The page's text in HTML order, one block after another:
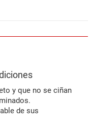
y que no se ciñan
de sus